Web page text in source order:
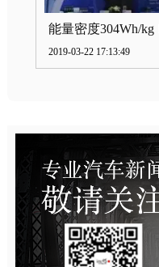
2019-03-22 17:13:49